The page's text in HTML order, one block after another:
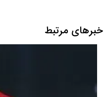
خبرهای مرتبط